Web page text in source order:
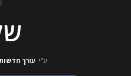
ע"י עורך